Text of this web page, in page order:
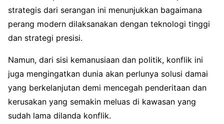
strategis dari serangan ini menunjukkan bagaimana
perang modern dilaksanakan dengan teknologi tinggi
dan strategi presisi.
Namun, dari sisi kemanusiaan dan politik, konflik ini
juga mengingatkan dunia akan perlunya solusi damai
yang berkelanjutan demi mencegah penderitaan dan
kerusakan yang semakin meluas di kawasan yang
sudah lama dilanda konflik.